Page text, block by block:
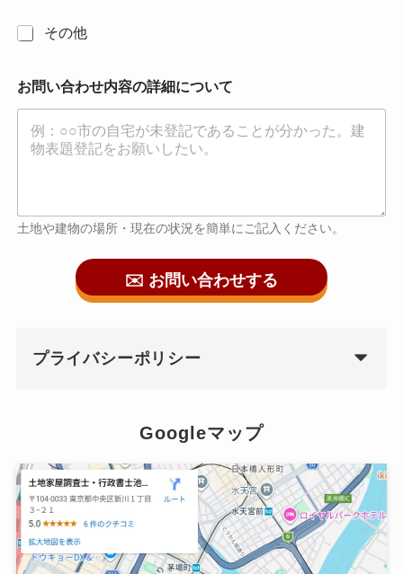
その他
お問い合わせ内容の詳細について
土地や建物の場所・現在の状況を簡単にご記入ください。
✉️ お問い合わせする
プライバシーポリシー
Googleマップ